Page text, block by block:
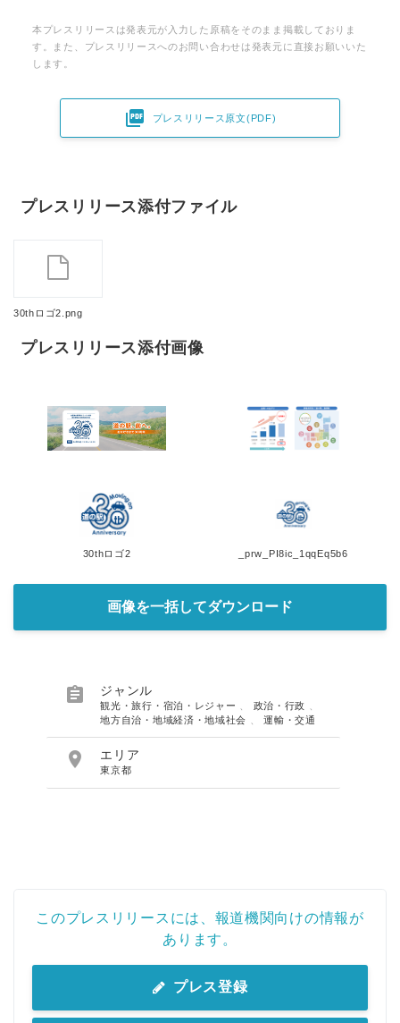
本プレスリリースは発表元が入力した原稿をそのまま掲載しておりま
す。また、プレスリリースへのお問い合わせは発表元に直接お願いいた
します。
 プレスリリース原文(PDF)
プレスリリース添付ファイル
30thロゴ2.png
プレスリリース添付画像
30thロゴ2 _prw_PI8ic_1qqEq5b6
画像を一括してダウンロード
 ジャンル
観光・旅行・宿泊・レジャー 政治・行政
地方自治・地域経済・地域社会
、運輸・交通
 エリア
東京都
このプレスリリースには、報道機関向けの情報が
あります。
プレス登録